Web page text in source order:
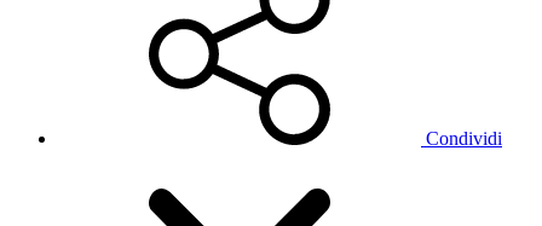
Condividi